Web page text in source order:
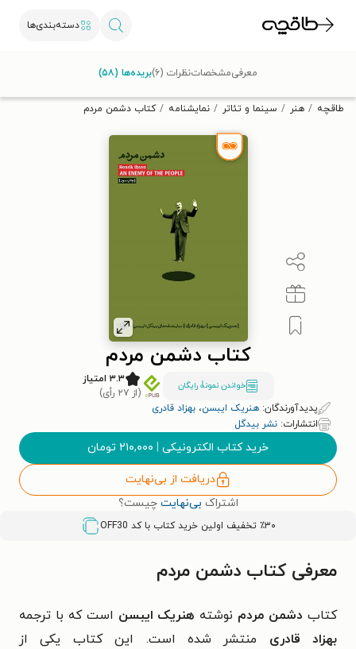
دسته‌بندی‌ها
تخفیف از طاقچه دریافت کن.
طاقچه هنر سینما و تئاتر نمایشنامه کتاب دشمن مردم
کتاب دشمن مردم
خواندن نمونۀ رایگان
۳.۳ امتیاز
(از ۲۷ رأی)
پدیدآورندگان: هنریک ایبسن، بهزاد قادری
انتشارات: نشر بیدگل
خرید کتاب الکترونیکی | ۲۱۰,۰۰۰ تومان
دریافت از بی‌نهایت
اشتراک بی‌نهایت چیست؟
٪۳۰ تخفیف اولین خرید کتاب با کد OFF30
معرفیمشخصاتنظرات (۶) بریده‌ها (۵۸)
معرفی کتاب دشمن مردم
کتاب دشمن مردم نوشته هنریک ایبسن است که با ترجمه
بهزاد قادری منتشر شده است. این کتاب یکی از